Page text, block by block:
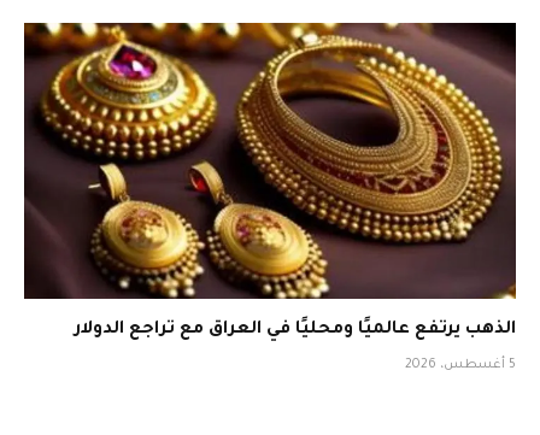
الذهب يرتفع عالميًا ومحليًا في العراق مع تراجع الدولار
5 أغسطس، 2026